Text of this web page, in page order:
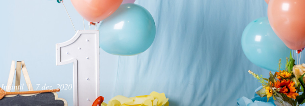
Infantil| 7 dez, 2020